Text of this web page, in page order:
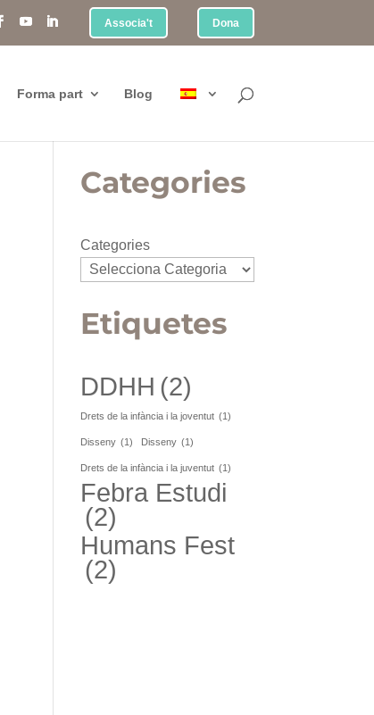
Associa't Dona
Forma part Blog
Categories
Categories
Etiquetes
DDHH (2)
Drets de la infància i la joventut (1)
Disseny (1) Disseny (1)
Drets de la infància i la juventut (1)
Febra Estudi
(2)
Humans Fest
(2)